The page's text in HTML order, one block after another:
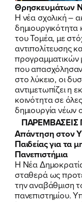
Θρησκευμάτων
Η νέα σχολική –
δημιουργικότητα
του Τομέα, με
αντιπολίτευσης
προγραμματικών
που
στο λύκειο, οι
αντιμετωπίζει η
κοινότητα σε
δημιουργία νέων
ΠΑΡΕΜΒΑΣΕΙΣ
Απάντηση στον
Παιδείας για τα
Πανεπιστήμια
Η Νέα
σταθερά ως
την αναβάθμιση
πανεπιστημίου.